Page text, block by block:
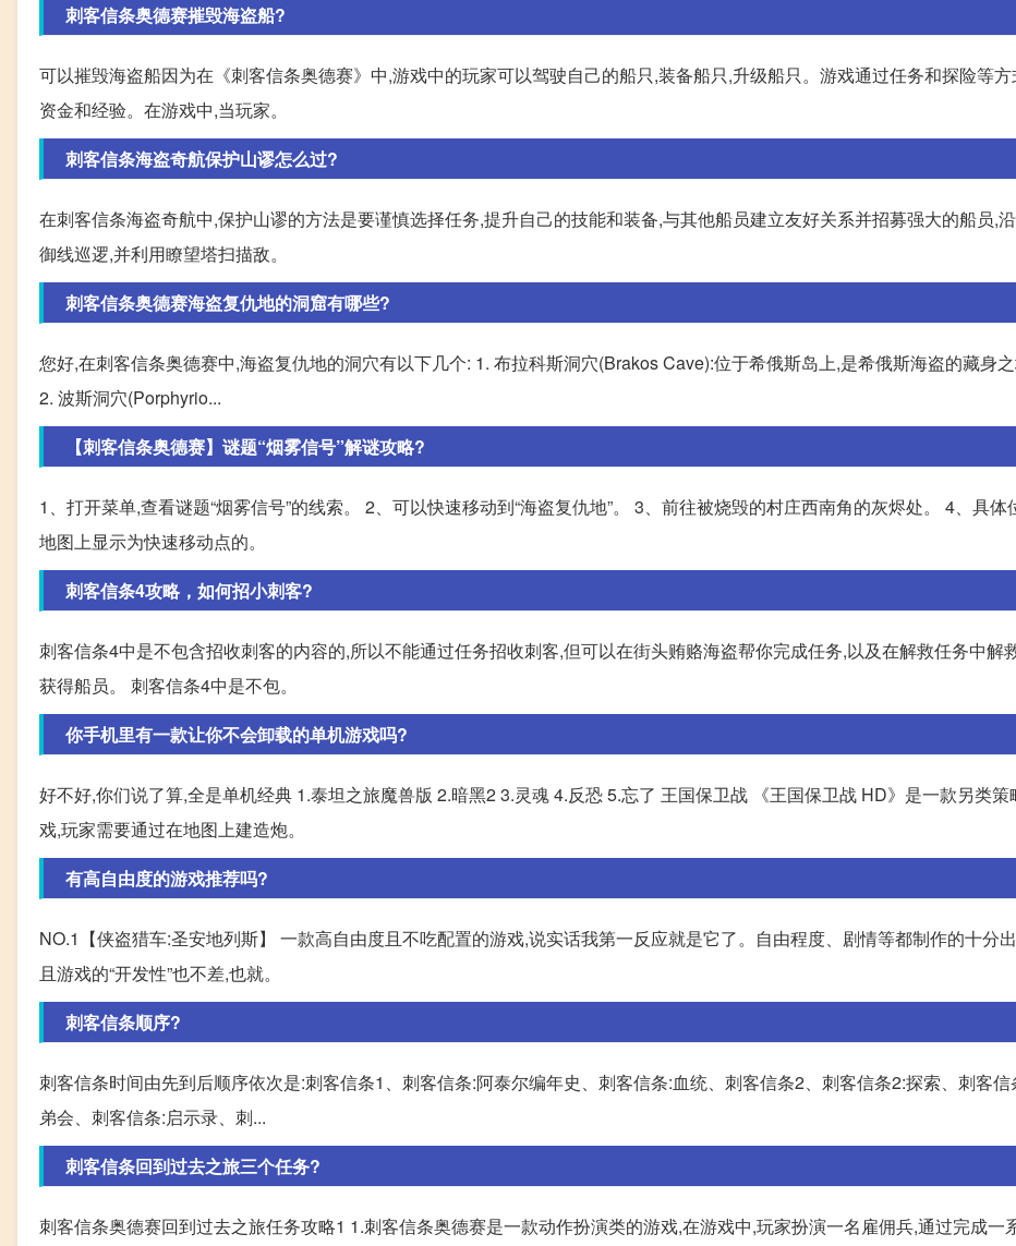
刺客信条奥德赛摧毁海盗船?
可以摧毁海盗船因为在《刺客信条奥德赛》中,游戏中的玩家可以驾驶自己的船只,装备船只,升级船只。游戏通过任务和探险等
资金和经验。在游戏中,当玩家。
刺客信条海盗奇航保护山谬怎么过?
在刺客信条海盗奇航中,保护山谬的方法是要谨慎选择任务,提升自己的技能和装备,与其他船员建立友好关系并招募强大的船员,
御线巡逻,并利用瞭望塔扫描敌。
刺客信条奥德赛海盗复仇地的洞窟有哪些?
您好,在刺客信条奥德赛中,海盗复仇地的洞穴有以下几个: 1. 布拉科斯洞穴(Brakos Cave):位于希俄斯岛上,是希俄斯海盗的藏身之
2. 波斯洞穴(Porphyrio...
【刺客信条奥德赛】谜题“烟雾信号”解谜攻略?
1、打开菜单,查看谜题“烟雾信号”的线索。 2、可以快速移动到“海盗复仇地”。 3、前往被烧毁的村庄西南角的灰烬处。 4、具体
地图上显示为快速移动点的。
刺客信条4攻略，如何招小刺客?
刺客信条4中是不包含招收刺客的内容的,所以不能通过任务招收刺客,但可以在街头贿赂海盗帮你完成任务,以及在解救任务中解
获得船员。 刺客信条4中是不包。
你手机里有一款让你不会卸载的单机游戏吗?
好不好,你们说了算,全是单机经典 1.泰坦之旅魔兽版 2.暗黑2 3.灵魂 4.反恐 5.忘了 王国保卫战 《王国保卫战 HD》是一款另类策
戏,玩家需要通过在地图上建造炮。
有高自由度的游戏推荐吗?
NO.1【侠盗猎车:圣安地列斯】 一款高自由度且不吃配置的游戏,说实话我第一反应就是它了。自由程度、剧情等都制作的十分
且游戏的“开发性”也不差,也就。
刺客信条顺序?
刺客信条时间由先到后顺序依次是:刺客信条1、刺客信条:阿泰尔编年史、刺客信条:血统、刺客信条2、刺客信条2:探索、刺客信
弟会、刺客信条:启示录、刺...
刺客信条回到过去之旅三个任务?
刺客信条奥德赛回到过去之旅任务攻略1 1.刺客信条奥德赛是一款动作扮演类的游戏,在游戏中,玩家扮演一名雇佣兵,通过完成一